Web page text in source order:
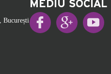
București
MEDIU SOCIAL